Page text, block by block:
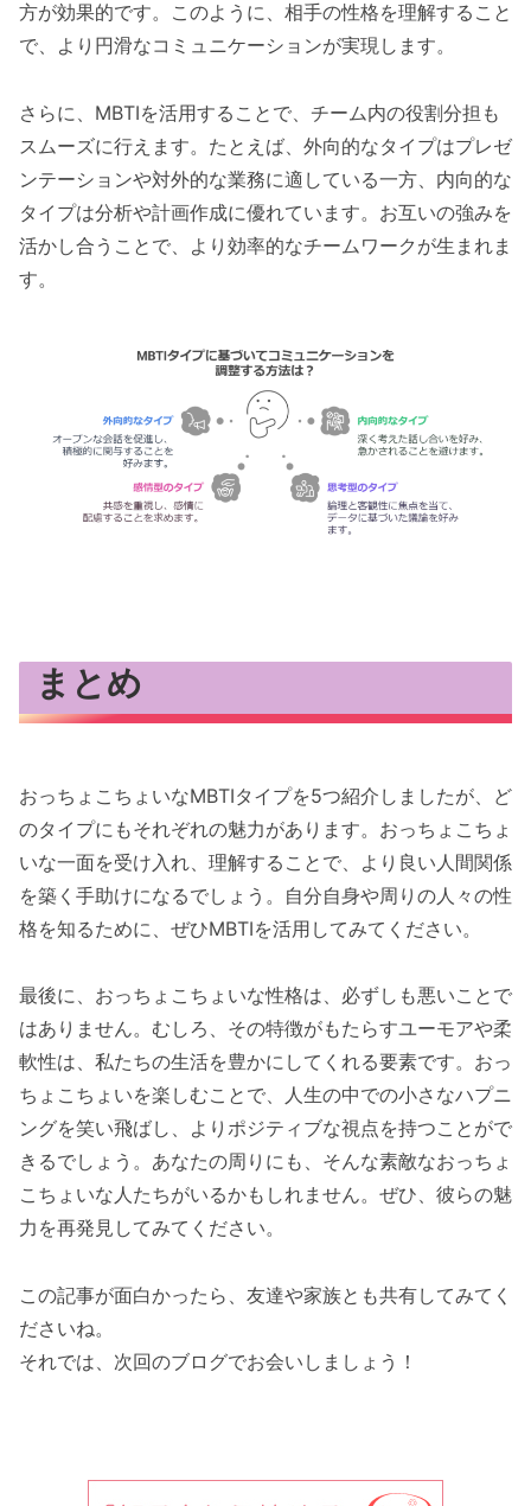
方が効果的です。このように、相手の性格を理解すること
で、より円滑なコミュニケーションが実現します。
さらに、MBTIを活用することで、チーム内の役割分担も
スムーズに行えます。たとえば、外向的なタイプはプレゼ
ンテーションや対外的な業務に適している一方、内向的な
タイプは分析や計画作成に優れています。お互いの強みを
活かし合うことで、より効率的なチームワークが生まれま
す。
まとめ
おっちょこちょいなMBTIタイプを5つ紹介しましたが、ど
のタイプにもそれぞれの魅力があります。おっちょこちょ
いな一面を受け入れ、理解することで、より良い人間関係
を築く手助けになるでしょう。自分自身や周りの人々の性
格を知るために、ぜひMBTIを活用してみてください。
最後に、おっちょこちょいな性格は、必ずしも悪いことで
はありません。むしろ、その特徴がもたらすユーモアや柔
軟性は、私たちの生活を豊かにしてくれる要素です。おっ
ちょこちょいを楽しむことで、人生の中での小さなハプニ
ングを笑い飛ばし、よりポジティブな視点を持つことがで
きるでしょう。あなたの周りにも、そんな素敵なおっちょ
こちょいな人たちがいるかもしれません。ぜひ、彼らの魅
力を再発見してみてください。
この記事が面白かったら、友達や家族とも共有してみてく
ださいね。
それでは、次回のブログでお会いしましょう！